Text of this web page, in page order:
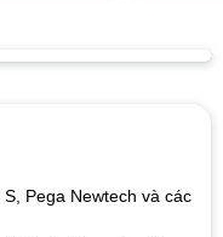
Pega Newtech và các